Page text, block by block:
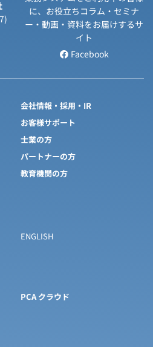
に、お役立ちコラム・セミナ
ー・動画・資料をお届けするサ
イト
Facebook
会社情報・採用・IR
お客様サポート
士業の方
パートナーの方
教育機関の方
ENGLISH
PCA クラウド